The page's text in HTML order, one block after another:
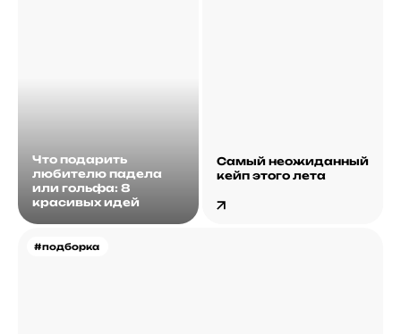
Что подарить
любителю падела
или гольфа: 8
красивых идей
#подборка
Самый неожиданный
кейп этого лета